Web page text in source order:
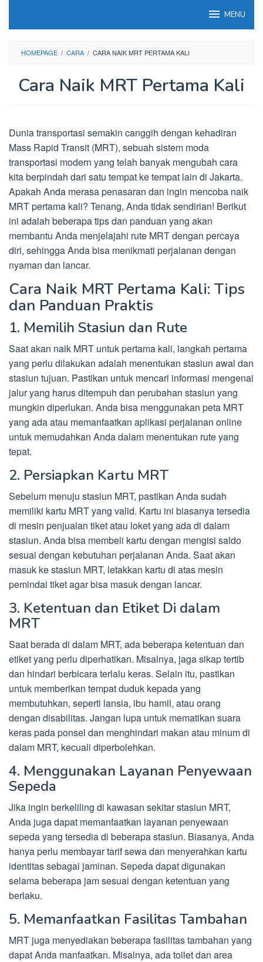
MENU
HOMEPAGE / CARA / CARA NAIK MRT PERTAMA KALI
Cara Naik MRT Pertama Kali
Dunia transportasi semakin canggih dengan kehadiran
Mass Rapid Transit (MRT), sebuah sistem moda
transportasi modern yang telah banyak mengubah cara
kita berpindah dari satu tempat ke tempat lain di Jakarta.
Apakah Anda merasa penasaran dan ingin mencoba naik
MRT pertama kali? Tenang, Anda tidak sendirian! Berikut
ini adalah beberapa tips dan panduan yang akan
membantu Anda menjelajahi rute MRT dengan percaya
diri, sehingga Anda bisa menikmati perjalanan dengan
nyaman dan lancar.
Cara Naik MRT Pertama Kali: Tips
dan Panduan Praktis
1. Memilih Stasiun dan Rute
Saat akan naik MRT untuk pertama kali, langkah pertama
yang perlu dilakukan adalah menentukan stasiun awal dan
stasiun tujuan. Pastikan untuk mencari informasi mengenai
jalur yang harus ditempuh dan perubahan stasiun yang
mungkin diperlukan. Anda bisa menggunakan peta MRT
yang ada atau memanfaatkan aplikasi perjalanan online
untuk memudahkan Anda dalam menentukan rute yang
tepat.
2. Persiapkan Kartu MRT
Sebelum menuju stasiun MRT, pastikan Anda sudah
memiliki kartu MRT yang valid. Kartu ini biasanya tersedia
di mesin penjualan tiket atau loket yang ada di dalam
stasiun. Anda bisa membeli kartu dengan mengisi saldo
sesuai dengan kebutuhan perjalanan Anda. Saat akan
masuk ke stasiun MRT, letakkan kartu di atas mesin
pemindai tiket agar bisa masuk dengan lancar.
3. Ketentuan dan Etiket Di dalam
MRT
Saat berada di dalam MRT, ada beberapa ketentuan dan
etiket yang perlu diperhatikan. Misalnya, jaga sikap tertib
dan hindari berbicara terlalu keras. Selain itu, pastikan
untuk memberikan tempat duduk kepada yang
membutuhkan, seperti lansia, ibu hamil, atau orang
dengan disabilitas. Jangan lupa untuk mematikan suara
keras pada ponsel dan menghindari makan atau minum di
dalam MRT, kecuali diperbolehkan.
4. Menggunakan Layanan Penyewaan
Sepeda
Jika ingin berkeliling di kawasan sekitar stasiun MRT,
Anda juga dapat memanfaatkan layanan penyewaan
sepeda yang tersedia di beberapa stasiun. Biasanya, Anda
hanya perlu membayar tarif sewa dan menyerahkan kartu
identitas sebagai jaminan. Sepeda dapat digunakan
selama beberapa jam sesuai dengan ketentuan yang
berlaku.
5. Memanfaatkan Fasilitas Tambahan
MRT juga menyediakan beberapa fasilitas tambahan yang
dapat Anda manfaatkan. Misalnya, ada toilet dan area